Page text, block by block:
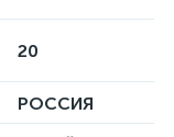
20
РОССИЯ